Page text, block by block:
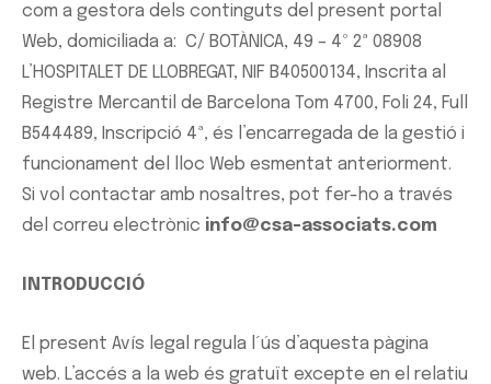
com a gestora dels continguts del present portal
Web, domiciliada a: C/ BOTÀNICA, 49 – 4º 2ª 08908
L’HOSPITALET DE LLOBREGAT, NIF B40500134, Inscrita al
Registre Mercantil de Barcelona Tom 4700, Foli 24, Full
B544489, Inscripció 4ª, és l’encarregada de la gestió i
funcionament del lloc Web esmentat anteriorment.
Si vol contactar amb nosaltres, pot fer-ho a través
del correu electrònic info@csa-associats.com
INTRODUCCIÓ
El present Avís legal regula l´ús d’aquesta pàgina
web. L’accés a la web és gratuït excepte en el relatiu